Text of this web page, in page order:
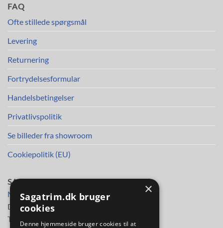
FAQ
Ofte stillede spørgsmål
Levering
Returnering
Fortrydelsesformular
Handelsbetingelser
Privatlivspolitik
Se billeder fra showroom
Cookiepolitik (EU)
SAGA TRIM APS
Mileparken 30
DK-2730 Herlev
Telefon
×
Sagatrim.dk bruger
cookies
Denne hjemmeside bruger cookies til at